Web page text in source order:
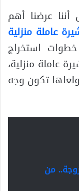
عرضنا أهم
عاملة منزلية
استخراج
عاملة منزلية،
تكون وجه
من